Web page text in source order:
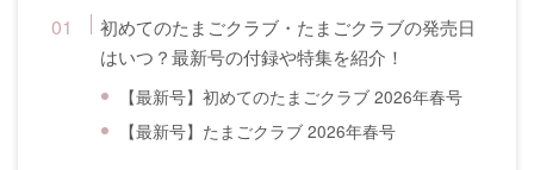
初めてのたまごクラブ・たまごクラブの発売日
はいつ？最新号の付録や特集を紹介！
【最新号】初めてのたまごクラブ 2026年春号
【最新号】たまごクラブ 2026年春号